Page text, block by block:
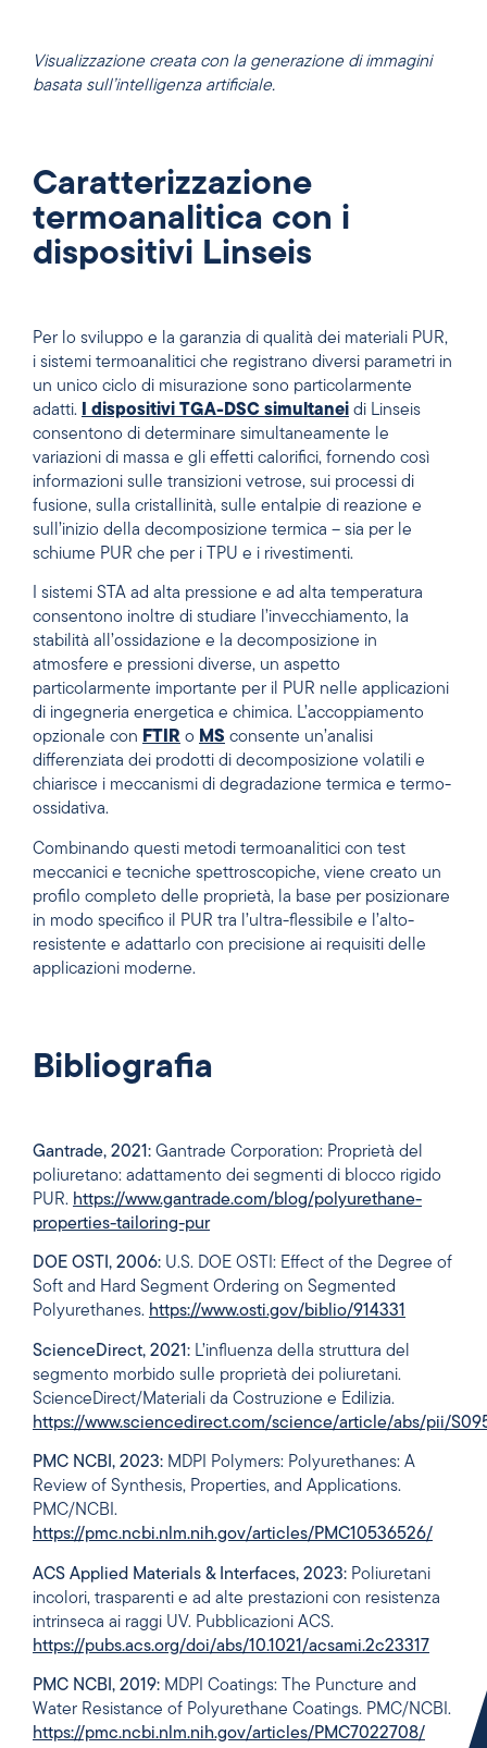
Visualizzazione creata con la generazione di immagini
basata sull’intelligenza artificiale.
Caratterizzazione
termoanalitica con i
dispositivi Linseis
Per lo sviluppo e la garanzia di qualità dei materiali PUR,
i sistemi termoanalitici che registrano diversi parametri in
un unico ciclo di misurazione sono particolarmente
adatti.
I dispositivi TGA-DSC simultanei di Linseis
consentono di determinare simultaneamente le
variazioni di massa e gli effetti calorifici, fornendo così
informazioni sulle transizioni vetrose, sui processi di
fusione, sulla cristallinità, sulle entalpie di reazione e
sull’inizio della decomposizione termica – sia per le
schiume PUR che per i TPU e i rivestimenti.
I sistemi STA ad alta pressione e ad alta temperatura
consentono inoltre di studiare l’invecchiamento, la
stabilità all’ossidazione e la decomposizione in
atmosfere e pressioni diverse, un aspetto
particolarmente importante per il PUR nelle applicazioni
di ingegneria energetica e chimica. L’accoppiamento
opzionale con FTIR o MS consente un’analisi
differenziata dei prodotti di decomposizione volatili e
chiarisce i meccanismi di degradazione termica e termo-
ossidativa.
Combinando questi metodi termoanalitici con test
meccanici e tecniche spettroscopiche, viene creato un
profilo completo delle proprietà, la base per posizionare
in modo specifico il PUR tra l’ultra-flessibile e l’alto-
resistente e adattarlo con precisione ai requisiti delle
applicazioni moderne.
Bibliografia
Gantrade, 2021: Gantrade Corporation: Proprietà del
poliuretano: adattamento dei segmenti di blocco rigido
PUR. https://www.gantrade.com/blog/polyurethane-
properties-tailoring-pur
DOE OSTI, 2006: U.S. DOE OSTI: Effect of the Degree of
Soft and Hard Segment Ordering on Segmented
Polyurethanes. https://www.osti.gov/biblio/914331
ScienceDirect, 2021: L’influenza della struttura del
segmento morbido sulle proprietà dei poliuretani.
ScienceDirect/Materiali da Costruzione e Edilizia.
https://www.sciencedirect.com/science/article/abs/pii/
PMC NCBI, 2023: MDPI Polymers: Polyurethanes: A
Review of Synthesis, Properties, and Applications.
PMC/NCBI.
https://pmc.ncbi.nlm.nih.gov/articles/PMC10536526/
ACS Applied Materials & Interfaces, 2023: Poliuretani
incolori, trasparenti e ad alte prestazioni con resistenza
intrinseca ai raggi UV. Pubblicazioni ACS.
https://pubs.acs.org/doi/abs/10.1021/acsami.2c23317
PMC NCBI, 2019: MDPI Coatings: The Puncture and
Water Resistance of Polyurethane Coatings. PMC/NCBI.
https://pmc.ncbi.nlm.nih.gov/articles/PMC7022708/